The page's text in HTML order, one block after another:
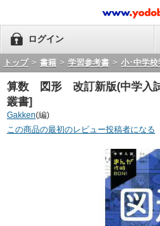
ログイン
トップ > 書籍 > 学習参考書 > 小･中学
算数 図形 改訂新版(中学入
叢書]
Gakken(編)
この商品の最初のレビュー投稿者になる